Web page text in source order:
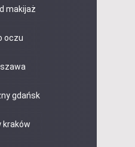
makijaż
oczu
gdańsk
kraków